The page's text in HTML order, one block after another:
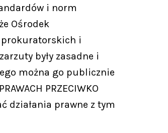
i norm
Ośrodek
prokuratorskich i
były zasadne i
można go publicznie
PRZECIWKO
działania prawne z tym